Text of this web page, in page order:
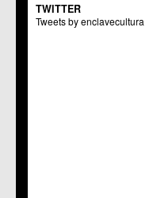
TWITTER
Tweets by enclavecultura